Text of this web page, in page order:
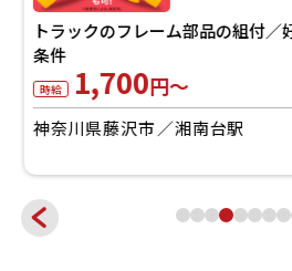
トラックのフレーム部品の組付／好
条件
時給 1,700円～
神奈川県藤沢市 湘南台駅